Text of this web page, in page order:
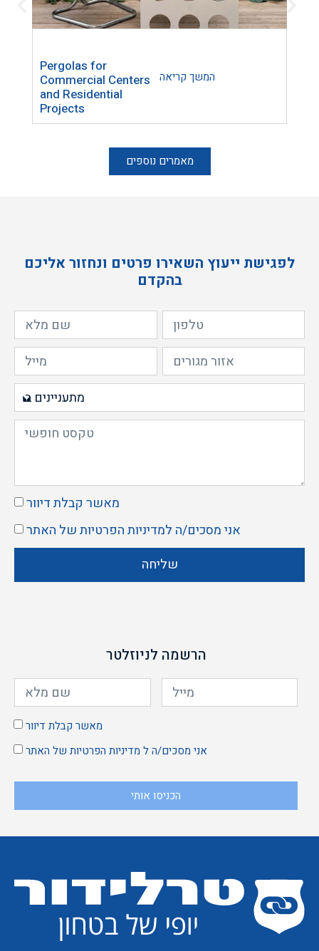
Pergolas for
Commercial Centers
and Residential
Projects
המשך קריאה
מאמרים נוספים
לפגישת ייעוץ השאירו פרטים ונחזור אליכם
בהקדם
מאשר קבלת דיוור
אני מסכים/ה למדיניות הפרטיותשל האתר
שליחה
הרשמה לניוזלטר
מאשר קבלת דיוור
אני מסכים/ה ל מדיניות הפרטיות של האתר
הכניסו אותי